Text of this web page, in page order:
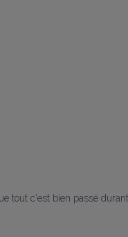
tout c'est bien passé